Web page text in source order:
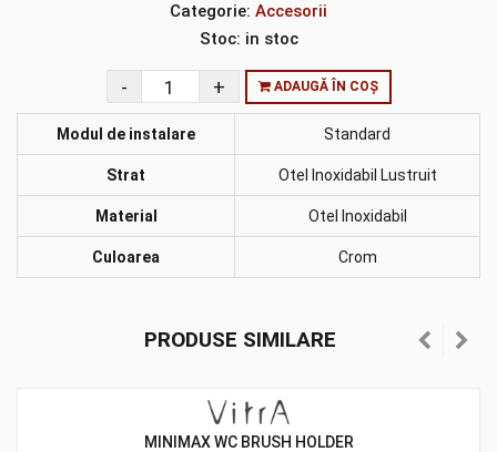
Categorie: Accesorii
Stoc: in stoc
ADAUGĂ ÎN COȘ
Modul de instalare Standard
Strat Otel Inoxidabil Lustruit
Material Otel Inoxidabil
Culoarea Crom
PRODUSE SIMILARE
MINIMAX WC BRUSH HOLDER